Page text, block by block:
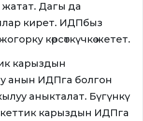
Дагы да
кирет. ИДПбыз
көрсөткүчкө жетет.
карыздын
анын ИДПга болгон
аныкталат. Бүгүнкү
карыздын ИДПга